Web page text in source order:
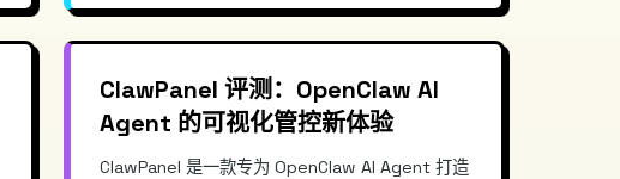
ClawPanel 评测：OpenClaw AI
Agent 的可视化管控新体验
ClawPanel 是一款专为 OpenClaw AI Agent 打造